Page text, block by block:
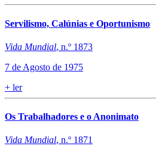
Servilismo, Calúnias e Oportunismo
Vida Mundial, n.º 1873
7 de Agosto de 1975
+ ler
Os Trabalhadores e o Anonimato
Vida Mundial, n.º 1871